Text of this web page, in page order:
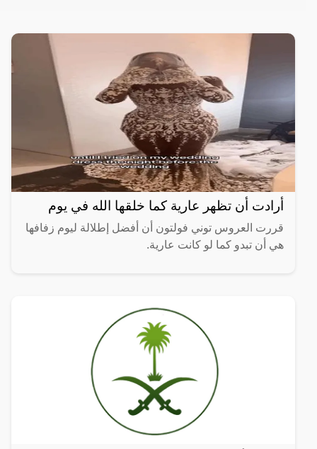
أرادت أن تظهر عارية كما خلقها الله في يوم
قررت العروس توني فولتون أن أفضل إطلالة ليوم زفافها
هي أن تبدو كما لو كانت عارية.